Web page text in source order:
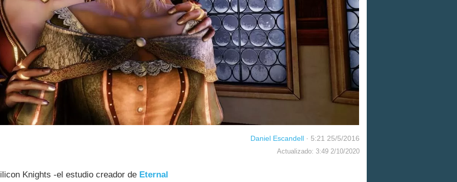
Daniel Escandell · 5:21 25/5/2016
Actualizado: 3:49 2/10/2020
Knights -el estudio creador de Eternal